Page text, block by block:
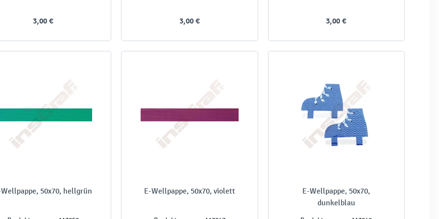
3,00 € 3,00 € 3,00 €
50x70, hellgrün E-Wellpappe, 50x70, violett
E-Wellpappe, 50x70,
dunkelblau